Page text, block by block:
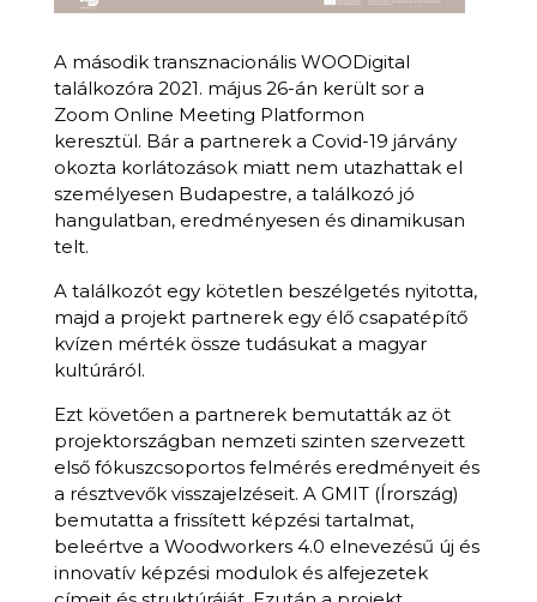
A második transznacionális WOODigital
találkozóra 2021. május 26-án került sor a
Zoom Online Meeting Platformon
keresztül. Bár a partnerek a Covid-19 járvány
okozta korlátozások miatt nem utazhattak el
személyesen Budapestre, a találkozó jó
hangulatban, eredményesen és dinamikusan
telt.
A találkozót egy kötetlen beszélgetés nyitotta,
majd a projekt partnerek egy élő csapatépítő
kvízen mérték össze tudásukat a magyar
kultúráról.
Ezt követően a partnerek bemutatták az öt
projektországban nemzeti szinten szervezett
első fókuszcsoportos felmérés eredményeit és
a résztvevők visszajelzéseit. A GMIT (Írország)
bemutatta a frissített képzési tartalmat,
beleértve a Woodworkers 4.0 elnevezésű új és
innovatív képzési modulok és alfejezetek